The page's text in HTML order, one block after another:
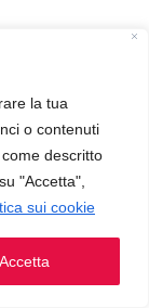
la tua
o contenuti
descritto
"Accetta",
sui cookie
Accetta